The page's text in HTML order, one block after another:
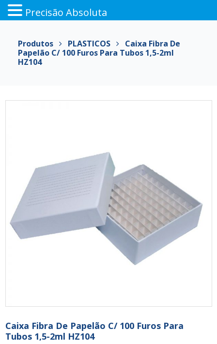
para
conteúdo
Produtos PLASTICOS
Caixa Fibra De
Papelão C/ 100 Furos Para Tubos 1,5-2ml
HZ104
Caixa Fibra De Papelão C/ 100 Furos Para
Tubos 1,5-2ml HZ104
Precisão Absoluta